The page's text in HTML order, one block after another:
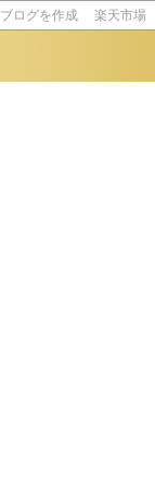
ブログを作成 楽天市場